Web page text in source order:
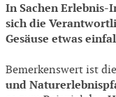
In Sachen Erlebnis-
sich die
Gesäuse etwas
Bemerkenswert ist
und